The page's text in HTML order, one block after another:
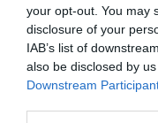
your opt-out. You may
disclosure of your
IAB’s list of
also be disclosed by
Downstream
20:30 Πάτρα,
για τα
πρωταθλήματος